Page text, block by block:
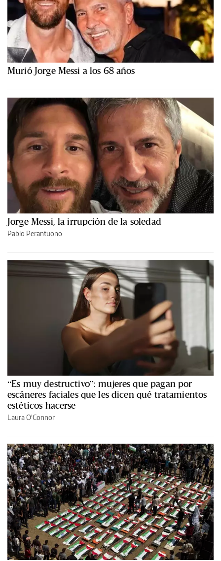
Murió Jorge Messi a los 68 años
Jorge Messi, la irrupción de la soledad
Pablo Perantuono
“Es muy destructivo”: mujeres que pagan por
escáneres faciales que les dicen qué tratamientos
estéticos hacerse
Laura O'Connor